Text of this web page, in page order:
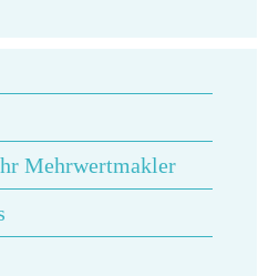
Mehrwertmakler